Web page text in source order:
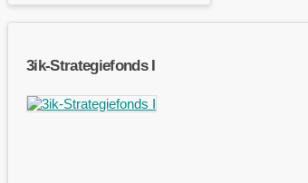
3ik-Strategiefonds I